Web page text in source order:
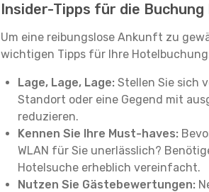
Insider-Tipps für die
Um eine reibungslose Ankunft zu
wichtigen Tipps für Ihre
Lage, Lage, Lage: Stellen Sie sich
Standort oder eine Gegend mit
reduzieren.
Kennen Sie Ihre Must-haves:
WLAN für Sie unerlässlich?
Hotelsuche erheblich vereinfacht.
Nutzen Sie Gästebewertungen: